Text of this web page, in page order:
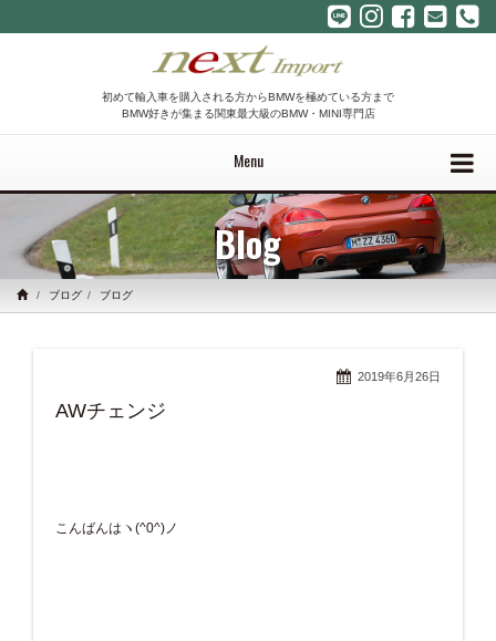
初めて輸入車を購入される方からBMWを極めている方まで
BMW好きが集まる関東最大級のBMW・MINI専門店
Menu
Blog
ブログ ブログ
2019年6月26日
AWチェンジ
こんばんはヽ(^0^)ノ